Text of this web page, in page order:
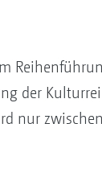
der
nur